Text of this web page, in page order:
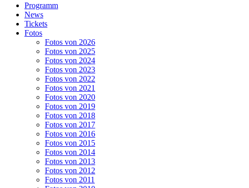
Programm
News
Tickets
Fotos
Fotos von 2026
Fotos von 2025
Fotos von 2024
Fotos von 2023
Fotos von 2022
Fotos von 2021
Fotos von 2020
Fotos von 2019
Fotos von 2018
Fotos von 2017
Fotos von 2016
Fotos von 2015
Fotos von 2014
Fotos von 2013
Fotos von 2012
Fotos von 2011